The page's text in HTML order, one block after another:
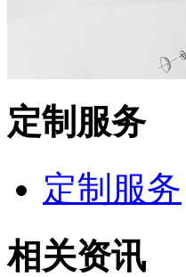
定制服务
定制服务
相关资讯